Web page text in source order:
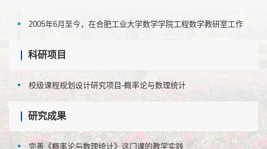
2005年6月至今，在合肥工业大学数学学院工程数学教研室工作
科研项目
校级课程规划设计研究项目-概率论与数理统计
研究成果
完善《概率论与数理统计》这门课的教学实践